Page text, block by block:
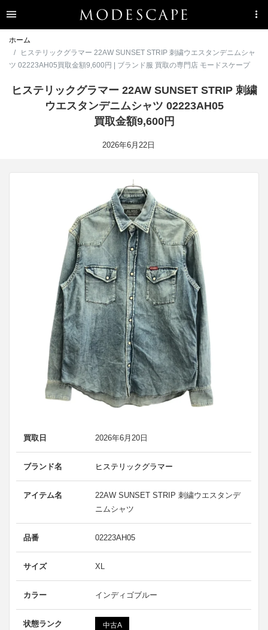
ホーム
ヒステリックグラマー 22AW SUNSET STRIP 刺繍ウエスタンデニムシャ
ツ 02223AH05買取金額9,600円 | ブランド服 買取の専門店 モードスケープ
ヒステリックグラマー 22AW SUNSET STRIP 刺繍
ウエスタンデニムシャツ 02223AH05
買取金額9,600円
2026年6月22日
買取日 2026年6月20日
ブランド名 ヒステリックグラマー
アイテム名
22AW SUNSET STRIP 刺繍ウエスタンデ
ニムシャツ
品番 02223AH05
サイズ XL
カラー インディゴブルー
状態ランク 中古A